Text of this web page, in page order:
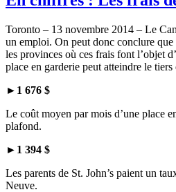
Toronto – 13 novembre 2014 – Le
un emploi. On peut donc conclure que
les provinces où ces frais font l’objet
place en garderie peut atteindre le
► 1 676 $
Le coût moyen par mois d’une place
plafond.
► 1 394 $
Les parents de St. John’s paient un
Neuve.